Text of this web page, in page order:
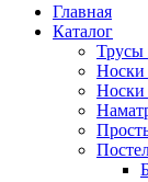
Главная
Каталог
Трусы
Носки
Носки